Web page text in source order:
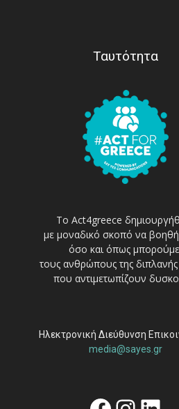
Ταυτότητα
Το Act4greece
με μοναδικό σκοπό να
όσο και όπως
τους ανθρώπους της
που αντιμετωπίζουν
Ηλεκτρονική Διεύθυνση
media@sayes.gr